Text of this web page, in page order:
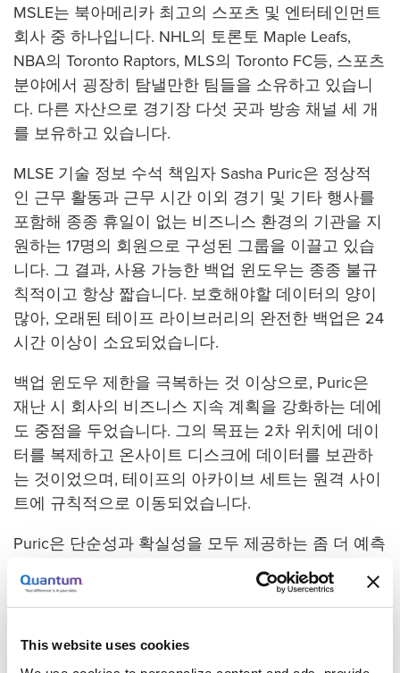
This website uses cookies
MSLE는 북아메리카 최고의 스포츠 및 엔터테인먼트
회사 중 하나입니다. NHL의 토론토 Maple Leafs,
NBA의 Toronto Raptors, MLS의 Toronto FC등, 스포츠
분야에서 굉장히 탐낼만한 팀들을 소유하고 있습니
다. 다른 자산으로 경기장 다섯 곳과 방송 채널 세 개
를 보유하고 있습니다.
MLSE 기술 정보 수석 책임자 Sasha Puric은 정상적
인 근무 활동과 근무 시간 이외 경기 및 기타 행사를
포함해 종종 휴일이 없는 비즈니스 환경의 기관을 지
원하는 17명의 회원으로 구성된 그룹을 이끌고 있습
니다. 그 결과, 사용 가능한 백업 윈도우는 종종 불규
칙적이고 항상 짧습니다. 보호해야할 데이터의 양이
많아, 오래된 테이프 라이브러리의 완전한 백업은 24
시간 이상이 소요되었습니다.
백업 윈도우 제한을 극복하는 것 이상으로, Puric은
재난 시 회사의 비즈니스 지속 계획을 강화하는 데에
도 중점을 두었습니다. 그의 목표는 2차 위치에 데이
터를 복제하고 온사이트 디스크에 데이터를 보관하
는 것이었으며, 테이프의 아카이브 세트는 원격 사이
트에 규칙적으로 이동되었습니다.
Puric은 단순성과 확실성을 모두 제공하는 좀 더 예측
가능하고 안정적인 플랫폼을 찾고 있었습니다. 그와
그의 팀은 경제성을 위해 중복제거 기술을 활용한 통
그들은 많은 연구 끝에 퀀텀 DXi 디스크 기반 중복제
거 어플라이언스와 퀀텀 Scalar 테이프 라이브러리를